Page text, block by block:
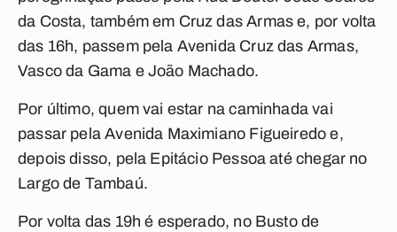
da Costa, também em Cruz das Armas e, por volta
das 16h, passem pela Avenida Cruz das Armas,
Vasco da Gama e João Machado.
Por último, quem vai estar na caminhada vai
passar pela Avenida Maximiano Figueiredo e,
depois disso, pela Epitácio Pessoa até chegar no
Largo de Tambaú.
Por volta das 19h é esperado, no Busto de